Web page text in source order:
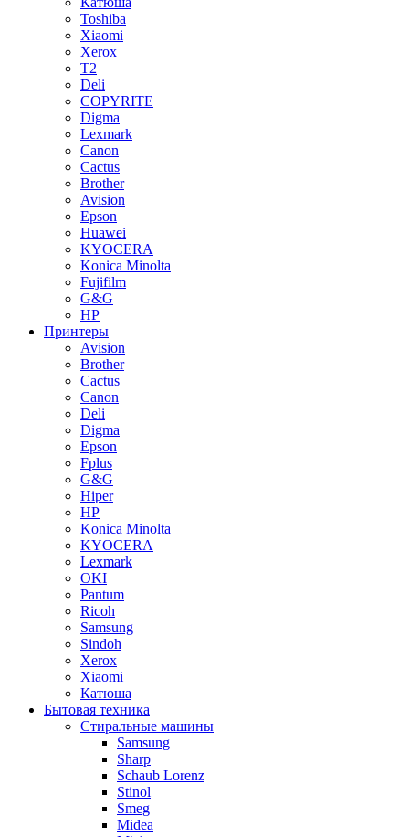
Toshiba
Xiaomi
Xerox
T2
Deli
COPYRITE
Digma
Lexmark
Canon
Cactus
Brother
Avision
Epson
Huawei
KYOCERA
Konica Minolta
Fujifilm
G&G
HP
Принтеры
Avision
Brother
Cactus
Canon
Deli
Digma
Epson
Fplus
G&G
Hiper
HP
Konica Minolta
KYOCERA
Lexmark
OKI
Pantum
Ricoh
Samsung
Sindoh
Xerox
Xiaomi
Катюша
Бытовая техника
Стиральные машины
Samsung
Sharp
Schaub Lorenz
Stinol
Smeg
Midea